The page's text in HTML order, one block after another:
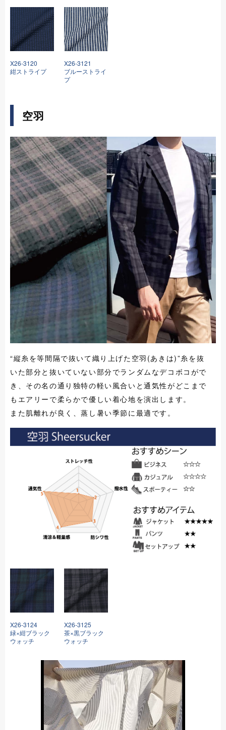
X26-3120
紺ストライプ
X26-3121
ブルーストライ
プ
空羽
“縦糸を等間隔で抜いて織り上げた空羽(あきは)”糸を抜
いた部分と抜いていない部分でランダムなデコボコがで
き、その名の通り独特の軽い風合いと通気性がどこまで
もエアリーで柔らかで優しい着心地を演出します。
また肌離れが良く、蒸し暑い季節に最適です。
X26-3124
緑×紺ブラック
ウォッチ
X26-3125
茶×黒ブラック
ウォッチ